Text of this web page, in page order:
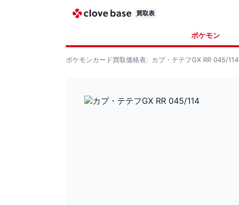
買取表
ポケモン
ポケモンカード買取価格表 カプ・テテフGX RR 045/114